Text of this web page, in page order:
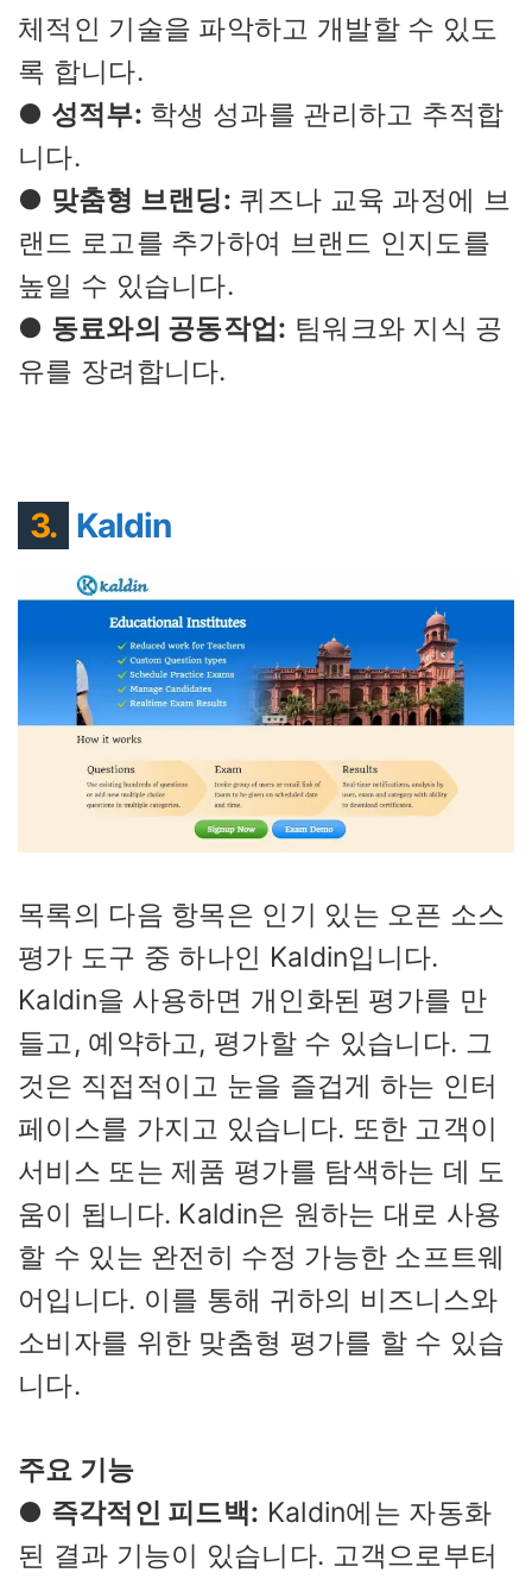
체적인 기술을 파악하고 개발할 수 있도
록 합니다.
● 성적부: 학생 성과를 관리하고 추적합
니다.
● 맞춤형 브랜딩: 퀴즈나 교육 과정에 브
랜드 로고를 추가하여 브랜드 인지도를
높일 수 있습니다.
● 동료와의 공동작업: 팀워크와 지식 공
유를 장려합니다.
3. Kaldin
목록의 다음 항목은 인기 있는 오픈 소스
평가 도구 중 하나인 Kaldin입니다.
Kaldin을 사용하면 개인화된 평가를 만
들고, 예약하고, 평가할 수 있습니다. 그
것은 직접적이고 눈을 즐겁게 하는 인터
페이스를 가지고 있습니다. 또한 고객이
서비스 또는 제품 평가를 탐색하는 데 도
움이 됩니다. Kaldin은 원하는 대로 사용
할 수 있는 완전히 수정 가능한 소프트웨
어입니다. 이를 통해 귀하의 비즈니스와
소비자를 위한 맞춤형 평가를 할 수 있습
니다.
주요 기능
● 즉각적인 피드백: Kaldin에는 자동화
된 결과 기능이 있습니다. 고객으로부터